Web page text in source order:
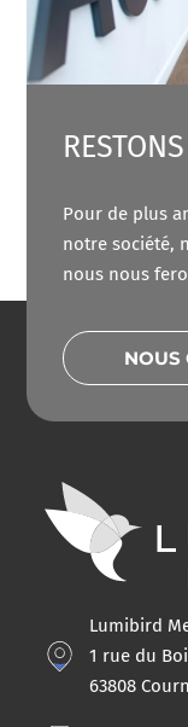
Pour de plus
notre société,
nous nous
NOUS
Lumibird
1 rue du
63808